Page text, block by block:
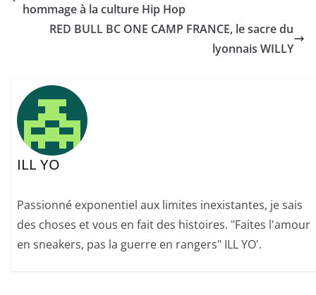
hommage à la culture Hip Hop
RED BULL BC ONE CAMP FRANCE, le sacre du
lyonnais WILLY
ILL YO
Passionné exponentiel aux limites inexistantes, je sais
des choses et vous en fait des histoires. "Faites l'amour
en sneakers, pas la guerre en rangers" ILL YO'.